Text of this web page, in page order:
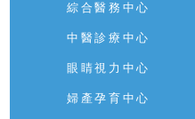
綜合醫務中心
中醫診療中心
眼睛視力中心
婦產孕育中心